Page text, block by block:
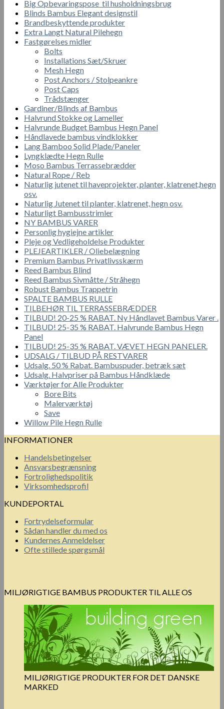
Big Opbevaringspose til husholdningsbrug
Blinds Bambus Elegant designstil
Brandbeskyttende produkter
Extra Langt Natural Pilehegn
Fastgørelses midler
Bolts
Installations Sæt/Skruer
Mesh Hegn
Post Anchors / Stolpeankre
Post Caps
Trådstænger
Gardiner/Blinds af Bambus
Halvrund Stokke og Lameller
Halvrunde Budget Bambus Hegn Panel
Håndlavede bambus vindklokker
Lang Bamboo Solid Plade/Paneler
Lyngklædte Hegn Rulle
Moso Bambus Terrassebrædder
Natural Rope / Reb
Naturlig jutenet til haveprojekter, planter, klatrenet,hegn
osv.
Naturlig Jutenet til planter, klatrenet, hegn osv.
Naturligt Bambusstrimler
NY BAMBUS VARER
Personlig hygiejne artikler
Pleje og Vedligeholdelse Produkter
PLEJEARTIKLER / Oliebelægning
Premium Bambus Privatlivsskærm
Reed Bambus Blind
Reed Bambus Sivmåtte / Stråhegn
Robust Bambus Trappetrin
SPALTE BAMBUS RULLE
TILBEHØR TIL TERRASSEBRÆDDER
TILBUD! 20-25 % RABAT. Ny Håndlavet Bambus Varer .
TILBUD! 25-35 % RABAT. Halvrunde Bambus Hegn
Panel
TILBUD! 25-35 % RABAT. VÆVET HEGN PANELER.
UDSALG / TILBUD PÅ RESTVARER
Udsalg. 50 % Rabat. Bambuspuder, betræk sæt
Udsalg. Halvpriser på Bambus Håndklæde
Værktøjer for Alle Produkter
Bore Bits
Malerværktøj
Save
Willow Pile Hegn Rulle
INFORMATIONER
Handelsbetingelser
Ansvarsbegrænsning
Fortrolighedspolitik
Virksomhedsprofil
KUNDEPORTAL
Fortrydelseformular
Sådan handler du med os
Kundernes Anmeldelser
Ofte stillede spørgsmål
MILJØRIGTIGE BAMBUS PRODUKTER TIL ALLE OS
MILJØRIGTIGE PRODUKTER FOR DET DANSKE
MARKED